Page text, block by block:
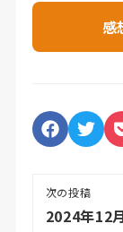
感
次の投稿
2024年12